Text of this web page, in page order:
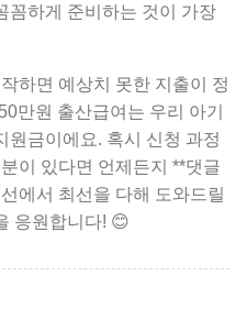
꼼하게 준비하는 것이 가장
하면 예상치 못한 지출이 정
만원 출산급여는 우리 아기
원금이에요. 혹시 신청 과정
이 있다면 언제든지 **댓글
에서 최선을 다해 도와드릴
응원합니다! 😊